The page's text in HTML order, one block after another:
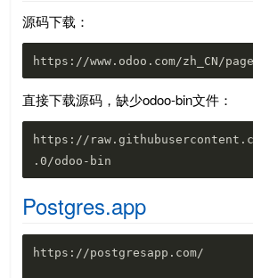
源码下载：
直接下载源码，缺少odoo-bin文件：
https://
Postgres.app
https://postgresapp.com/